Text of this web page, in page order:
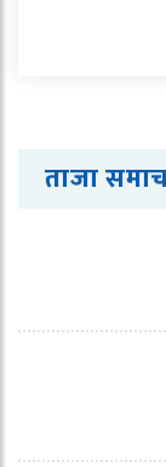
ताजा